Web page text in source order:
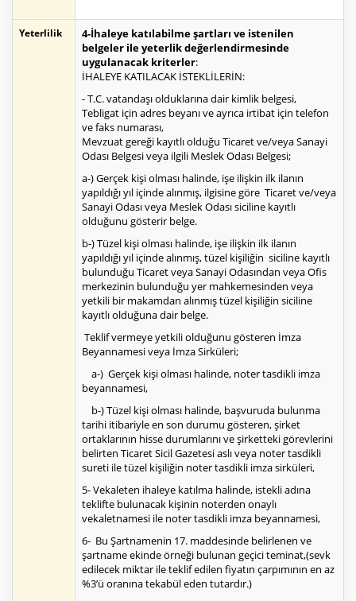
Yeterlilik
4-İhaleye katılabilme şartları ve istenilen
belgeler ile yeterlik değerlendirmesinde
uygulanacak kriterler:
İHALEYE KATILACAK İSTEKLİLERİN:
- T.C. vatandaşı olduklarına dair kimlik belgesi,
Tebligat için adres beyanı ve ayrıca irtibat için telefon
ve faks numarası,
Mevzuat gereği kayıtlı olduğu Ticaret ve/veya Sanayi
Odası Belgesi veya ilgili Meslek Odası Belgesi;
a-) Gerçek kişi olması halinde, işe ilişkin ilk ilanın
yapıldığı yıl içinde alınmış, ilgisine göre Ticaret ve/veya
Sanayi Odası veya Meslek Odası siciline kayıtlı
olduğunu gösterir belge.
b-) Tüzel kişi olması halinde, işe ilişkin ilk ilanın
yapıldığı yıl içinde alınmış, tüzel kişiliğin siciline kayıtlı
bulunduğu Ticaret veya Sanayi Odasından veya Ofis
merkezinin bulunduğu yer mahkemesinden veya
yetkili bir makamdan alınmış tüzel kişiliğin siciline
kayıtlı olduğuna dair belge.
Teklif vermeye yetkili olduğunu gösteren İmza
Beyannamesi veya İmza Sirküleri;
a-) Gerçek kişi olması halinde, noter tasdikli imza
beyannamesi,
b-) Tüzel kişi olması halinde, başvuruda bulunma
tarihi itibariyle en son durumu gösteren, şirket
ortaklarının hisse durumlarını ve şirketteki görevlerini
belirten Ticaret Sicil Gazetesi aslı veya noter tasdikli
sureti ile tüzel kişiliğin noter tasdikli imza sirküleri,
5- Vekaleten ihaleye katılma halinde, istekli adına
teklifte bulunacak kişinin noterden onaylı
vekaletnamesi ile noter tasdikli imza beyannamesi,
6- Bu Şartnamenin 17. maddesinde belirlenen ve
şartname ekinde örneği bulunan geçici teminat,(sevk
edilecek miktar ile teklif edilen fiyatın çarpımının en az
%3’ü oranına tekabül eden tutardır.)